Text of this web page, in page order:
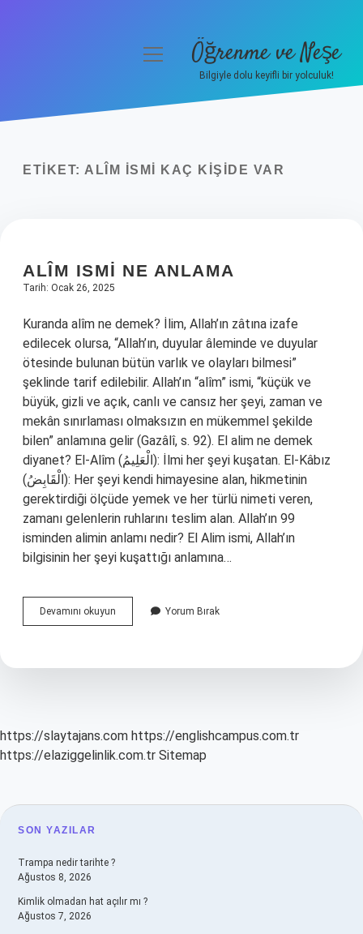
Yasal Uyarı
menüyüÖğrenme ve Neşe
Bilgiyle dolu keyifli bir yolculuk!
ETIKET: ALÎM ISMI KAÇ KIŞIDE VAR
ALÎM ISMI NE ANLAMA
Tarih: Ocak 26, 2025
Kuranda alîm ne demek? İlim, Allah’ın zâtına izafe
edilecek olursa, “Allah’ın, duyular âleminde ve duyular
ötesinde bulunan bütün varlık ve olayları bilmesi”
şeklinde tarif edilebilir. Allah’ın “alîm” ismi, “küçük ve
büyük, gizli ve açık, canlı ve cansız her şeyi, zaman ve
mekân sınırlaması olmaksızın en mükemmel şekilde
bilen” anlamına gelir (Gazâlî, s. 92). El alim ne demek
diyanet? El-Alîm (الْعَلِيمُ): İlmi her şeyi kuşatan. El-Kâbız
(الْقَابِضُ): Her şeyi kendi himayesine alan, hikmetinin
gerektirdiği ölçüde yemek ve her türlü nimeti veren,
zamanı gelenlerin ruhlarını teslim alan. Allah’ın 99
isminden alimin anlamı nedir? El Alim ismi, Allah’ın
bilgisinin her şeyi kuşattığı anlamına…
Devamını okuyun
Ismi
Yorum Bırak
https://slaytajans.com https://englishcampus.com.tr
https://elaziggelinlik.com.tr Sitemap
SIDEBAR
SON YAZILAR
Trampa nedir tarihte ?
Ağustos 8, 2026
Kimlik olmadan hat açılır mı ?
Ağustos 7, 2026